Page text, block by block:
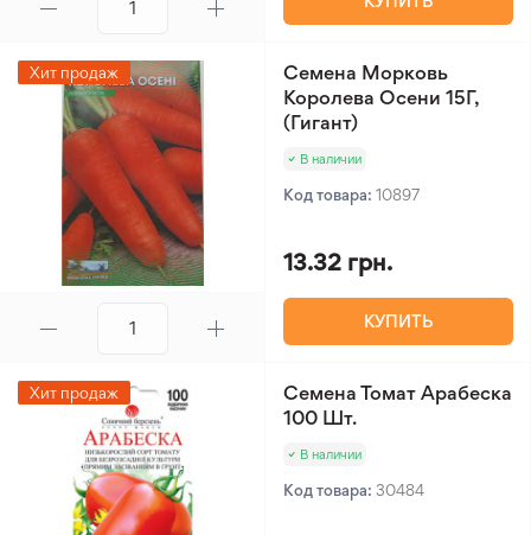
Хит продаж
Семена Морковь
Королева Осени 15Г,
(Гигант)
В наличии
Код товара: 10897
13.32 грн.
КУПИТЬ
Хит продаж
Семена Томат Арабеска
100 Шт.
В наличии
Код товара: 30484